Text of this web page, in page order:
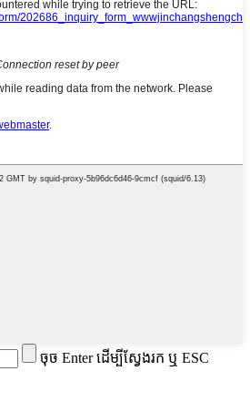
ចុច Enter ដើម្បីស្វែងរក ឬ ESC